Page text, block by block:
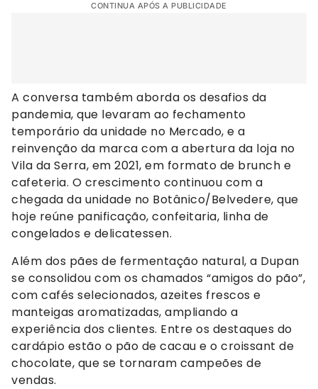
CONTINUA APÓS A PUBLICIDADE
A conversa também aborda os desafios da
pandemia, que levaram ao fechamento
temporário da unidade no Mercado, e a
reinvenção da marca com a abertura da loja no
Vila da Serra, em 2021, em formato de brunch e
cafeteria. O crescimento continuou com a
chegada da unidade no Botânico/Belvedere, que
hoje reúne panificação, confeitaria, linha de
congelados e delicatessen.
Além dos pães de fermentação natural, a Dupan
se consolidou com os chamados “amigos do pão”,
com cafés selecionados, azeites frescos e
manteigas aromatizadas, ampliando a
experiência dos clientes. Entre os destaques do
cardápio estão o pão de cacau e o croissant de
chocolate, que se tornaram campeões de
vendas.